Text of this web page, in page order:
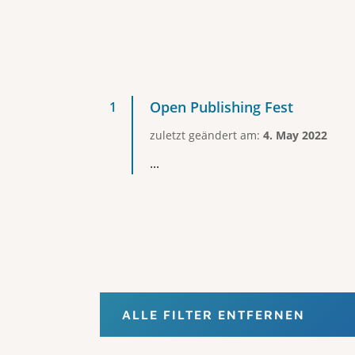
Open Publishing Fest
zuletzt geändert am: 4. May 2022
...
ALLE FILTER ENTFERNEN